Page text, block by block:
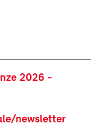
2026 -
newsletter